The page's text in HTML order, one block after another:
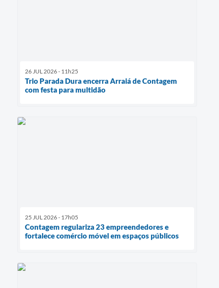
26 JUL 2026 - 11h25
Trio Parada Dura encerra Arraiá de Contagem
com festa para multidão
25 JUL 2026 - 17h05
Contagem regulariza 23 empreendedores e
fortalece comércio móvel em espaços públicos